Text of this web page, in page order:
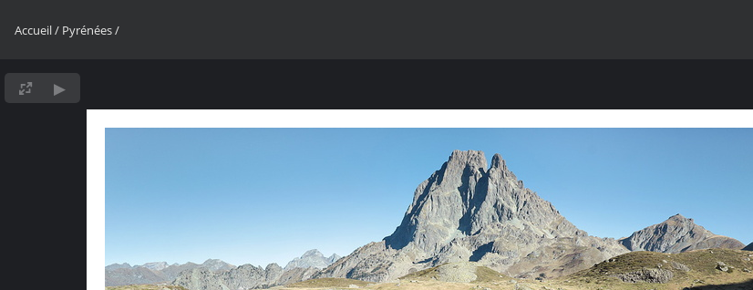
Accueil/ Pyrénées/